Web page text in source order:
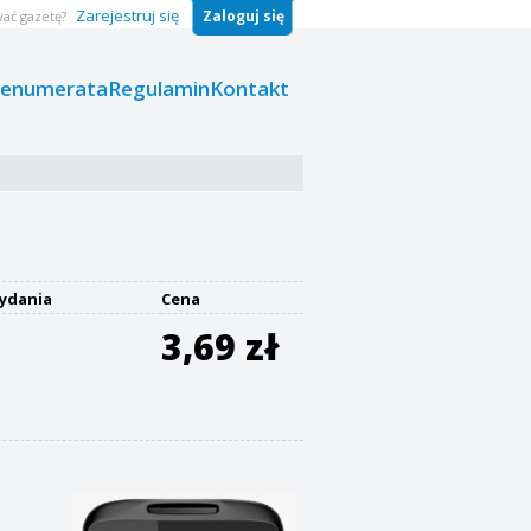
RegulaminKontakt
gazetę? Zarejestruj się Zaloguj się
Cena
3,69 zł